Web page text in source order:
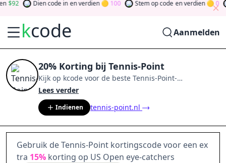
92 Dien code in en verdien 100 Stem op code en verdien 0
kcode Aanmelden
20% Korting bij Tennis-Point
Kijk op kcode voor de beste Tennis-Point-
aanbiedingen van
community en verdien tokens door bij te dragen via
stemmen, testen, delen en meer.
Glücksklee und gewinnen Sie Geld
Lees verder
Indienen tennis-point.nl
Gebruik de Tennis-Point kortingscode voor een ex
tra 15% korting op US Open eye-catchers